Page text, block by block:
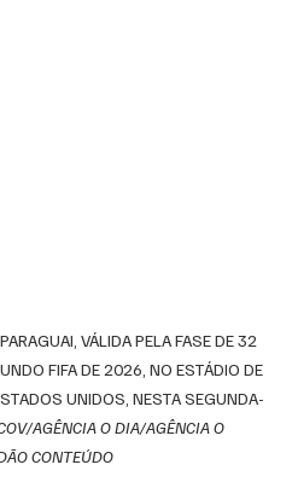
VÁLIDA PELA FASE DE 32
FIFA DE 2026, NO ESTÁDIO DE
UNIDOS, NESTA SEGUNDA-
AGÊNCIA O DIA/AGÊNCIA O
CONTEÚDO